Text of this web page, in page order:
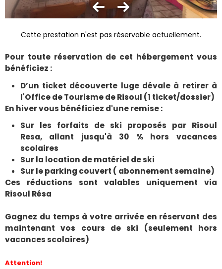
Cette prestation n'est pas réservable actuellement.
Pour toute réservation de cet hébergement vous
bénéficiez :
D’un ticket découverte luge dévale à retirer à
l'Office de Tourisme de Risoul (1 ticket/dossier)
En hiver vous bénéficiez d'une remise :
Sur les forfaits de ski proposés par Risoul
Resa, allant jusqu'à 30 % hors vacances
scolaires
Sur la location de matériel de ski
Sur le parking couvert ( abonnement semaine)
Ces réductions sont valables uniquement via
Risoul Résa
Gagnez du temps à votre arrivée en réservant des
maintenant vos cours de ski (seulement hors
vacances scolaires)
Attention!